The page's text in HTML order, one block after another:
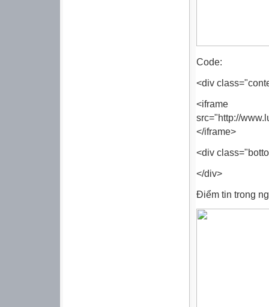
Code:
<div
<iframe
src="http://
</iframe>
<div
</div>
Điểm tin trong